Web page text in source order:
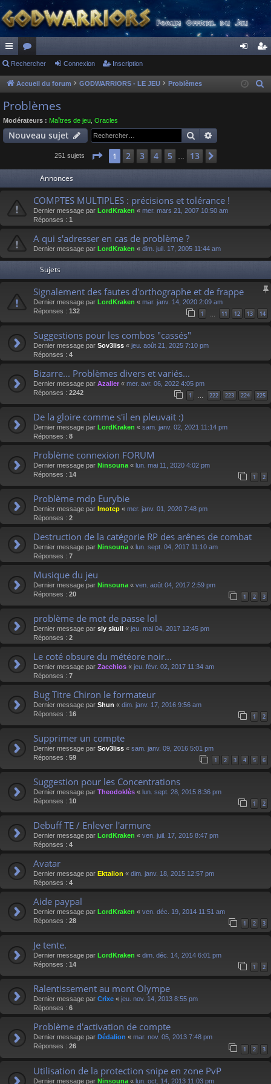
ac
co
ur
ci
or
u
m
s
ne cri
Rechercher Connexion Inscription
Accueil du forum GODWARRIORS - LE JEU Problèmes
e
Problèmes
Modérateurs : Maîtres de jeu Oracles
Nouveau sujet Rechercher
251 sujets Page 1sur 13
1 2 3 4 5 13
Annonces
COMPTES MULTIPLES : précisions et tolérance !
Dernier message par LordKraken « mer. mars 21, 2007 10:50 am
Réponses : 1
A qui s'adresser en cas de problème ?
Dernier message par LordKraken « dim. juil. 17, 2005 11:44 am
Sujets
Signalement des fautes d'orthographe et de frappe
Dernier message par LordKraken « mar. janv. 14, 2020 2:09 am
Réponses : 132 1 11 12 13 14
Suggestions pour les combos "cassés"
Dernier message par Sov3liss « jeu. août 21, 2025 7:10 pm
Réponses : 4
Bizarre... Problèmes divers et variés...
Dernier message par Azalier « mer. avr. 06, 2022 4:05 pm
Réponses : 2242 1 222 223 224 225
De la gloire comme s'il en pleuvait :)
Dernier message par LordKraken « sam. janv. 02, 2021 11:14 pm
Réponses : 8
Problème connexion FORUM
Dernier message par Ninsouna « lun. mai 11, 2020 4:02 pm
Réponses : 14 1 2
Problème mdp Eurybie
Dernier message par Imotep « mer. janv. 01, 2020 7:48 pm
Réponses : 2
Destruction de la catégorie RP des arênes de combat
Dernier message par Ninsouna « lun. sept. 04, 2017 11:10 am
Réponses : 7
Musique du jeu
Dernier message par Ninsouna « ven. août 04, 2017 2:59 pm
Réponses : 20 1 2 3
problème de mot de passe lol
Dernier message par sly skull « jeu. mai 04, 2017 12:45 pm
Réponses : 2
Le coté obsure du météore noir...
Dernier message par Zacchios « jeu. févr. 02, 2017 11:34 am
Réponses : 7
Bug Titre Chiron le formateur
Dernier message par Shun « dim. janv. 17, 2016 9:56 am
Réponses : 16 1 2
Supprimer un compte
Dernier message par Sov3liss « sam. janv. 09, 2016 5:01 pm
Réponses : 59 1 2 3 4 5 6
Suggestion pour les Concentrations
Dernier message par Theodoklès « lun. sept. 28, 2015 8:36 pm
Réponses : 10 1 2
Debuff TE / Enlever l'armure
Dernier message par LordKraken « ven. juil. 17, 2015 8:47 pm
Réponses : 4
Avatar
Dernier message par Ektalion « dim. janv. 18, 2015 12:57 pm
Réponses : 4
Aide paypal
Dernier message par LordKraken « ven. déc. 19, 2014 11:51 am
Réponses : 28 1 2 3
Je tente.
Dernier message par LordKraken « dim. déc. 14, 2014 6:01 pm
Réponses : 14 1 2
Ralentissement au mont Olympe
Dernier message par Crixe « jeu. nov. 14, 2013 8:55 pm
Réponses : 6
Problème d'activation de compte
Dernier message par Dédalion « mar. nov. 05, 2013 7:48 pm
Réponses : 26 1 2 3
Utilisation de la protection snipe en zone PvP
Dernier message par Ninsouna « lun. oct. 14, 2013 11:03 pm